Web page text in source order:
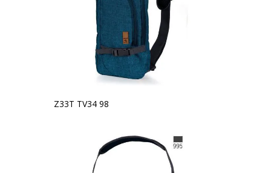
Z33T TV34 98